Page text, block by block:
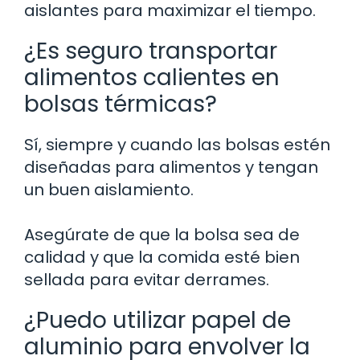
aislantes para maximizar el tiempo.
¿Es seguro transportar
alimentos calientes en
bolsas térmicas?
Sí, siempre y cuando las bolsas estén
diseñadas para alimentos y tengan
un buen aislamiento.
Asegúrate de que la bolsa sea de
calidad y que la comida esté bien
sellada para evitar derrames.
¿Puedo utilizar papel de
aluminio para envolver la